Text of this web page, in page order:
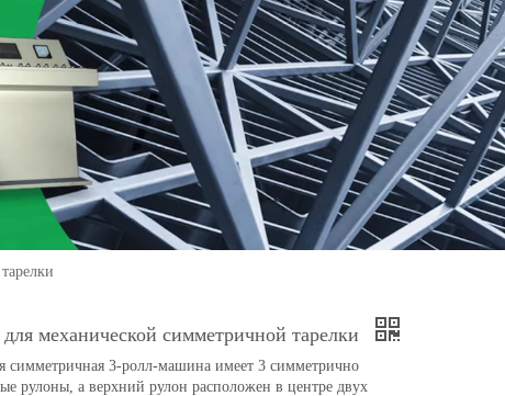
механической симметричной тарелки
симметричная 3-ролл-машина имеет 3 симметрично
рулоны, а верхний рулон расположен в центре двух